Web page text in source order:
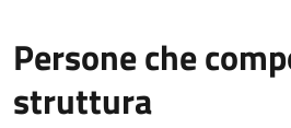
Persone che
struttura